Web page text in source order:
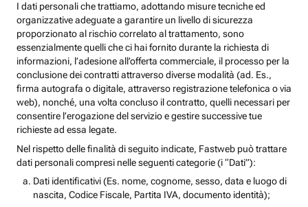
I dati personali che trattiamo, adottando misure tecniche ed
organizzative adeguate a garantire un livello di sicurezza
proporzionato al rischio correlato al trattamento, sono
essenzialmente quelli che ci hai fornito durante la richiesta di
informazioni, l’adesione all’offerta commerciale, il processo per la
conclusione dei contratti attraverso diverse modalità (ad. Es.,
firma autografa o digitale, attraverso registrazione telefonica o via
web), nonché, una volta concluso il contratto, quelli necessari per
consentire l’erogazione del servizio e gestire successive tue
richieste ad essa legate.
Nel rispetto delle finalità di seguito indicate, Fastweb può trattare
dati personali compresi nelle seguenti categorie (i “Dati”):
Dati identificativi (Es. nome, cognome, sesso, data e luogo di
nascita, Codice Fiscale, Partita IVA, documento identità);